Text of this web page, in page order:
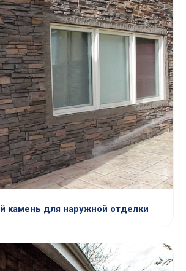
камень для наружной отделки